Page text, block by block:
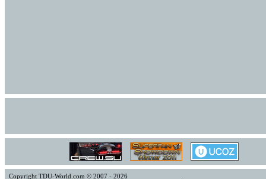
Copyright TDU-World.com © 2007 - 2026